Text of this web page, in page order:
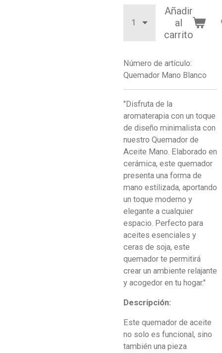
Añadir
al
carrito
Número de artículo:
Quemador Mano Blanco
"Disfruta de la
aromaterapia con un toque
de diseño minimalista con
nuestro Quemador de
Aceite Mano. Elaborado en
cerámica, este quemador
presenta una forma de
mano estilizada, aportando
un toque moderno y
elegante a cualquier
espacio. Perfecto para
aceites esenciales y
ceras de soja, este
quemador te permitirá
crear un ambiente relajante
y acogedor en tu hogar."
Descripción:
Este quemador de aceite
no solo es funcional, sino
también una pieza